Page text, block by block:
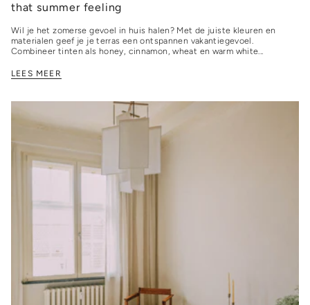
that summer feeling
Wil je het zomerse gevoel in huis halen? Met de juiste kleuren en
materialen geef je je terras een ontspannen vakantiegevoel.
Combineer tinten als honey, cinnamon, wheat en warm white...
LEES MEER